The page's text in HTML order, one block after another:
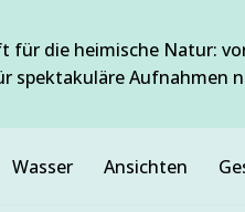
für die heimische Natur:
spektakuläre Aufnahmen
Wasser Ansichten